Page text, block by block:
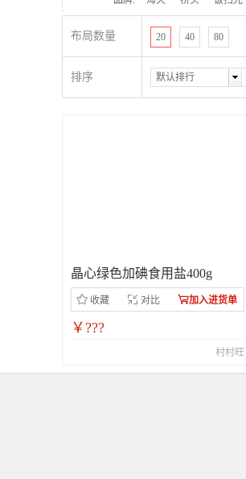
布局数量 20 40 80
排序 默认排行
晶心绿色加碘食用盐400g
收藏 对比 加入进货单
￥???
村村旺